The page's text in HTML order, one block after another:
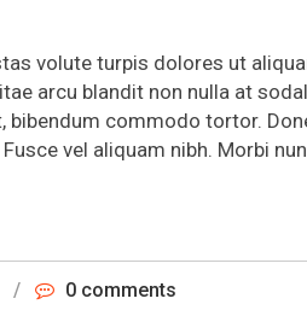
volute turpis dolores ut
arcu blandit non nulla at
bibendum commodo tortor.
vel aliquam nibh. Morbi
/ 0 comments